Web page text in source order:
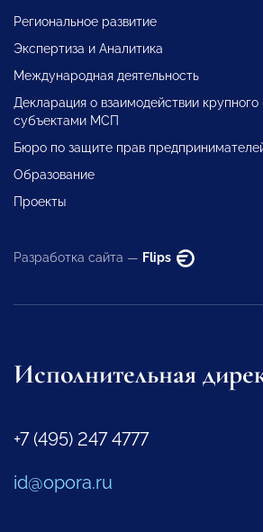
Региональное развитие
Экспертиза и Аналитика
Международная деятельность
Декларация о взаимодействии крупного
субъектами МСП
Бюро по защите прав
Образование
Проекты
Разработка сайта — Flips
Исполнительная
+7 (495) 247 4777
id@opora.ru